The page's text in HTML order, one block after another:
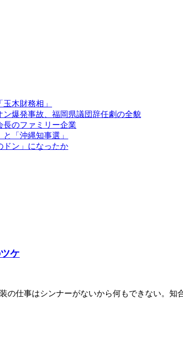
木財務相」
爆発事故、福岡県議団辞任劇の全貌
長のファミリー企業
「沖縄知事選」
ドン」になったか
ケ
の仕事はシンナーがないから何もできない。